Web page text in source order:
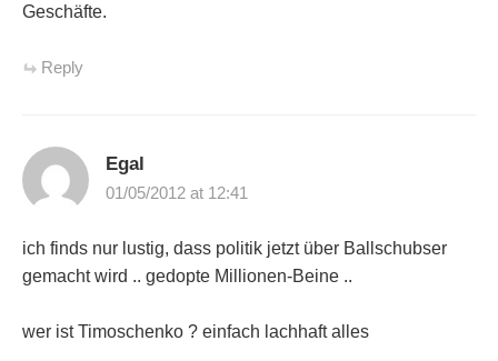
Geschäfte.
Reply
Egal
01/05/2012 at 12:41
ich finds nur lustig, dass politik jetzt über Ballschubser
gemacht wird .. gedopte Millionen-Beine ..
wer ist Timoschenko ? einfach lachhaft alles